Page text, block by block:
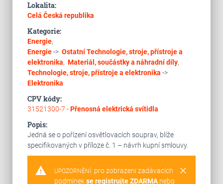
Lokalita:
Celá Česká republika
Kategorie:
Energie,
Energie-> OstatníTechnologie, stroje, přístroje a
elektronika, Materiál, součástky a náhradní díly,
Technologie, stroje, přístroje a elektronika ->
Elektronika
CPV kódy:
31521300-7 -Přenosná elektrická svítidla
Popis:
Jedná se o pořízení osvětlovacích souprav, blíže
specifikovaných v příloze č. 1 – návrh kupní smlouvy.
warning clear
UPOZORNĚNÍ: pro zobrazení zadávacích
podmínekse registrujte ZDARMAnebo